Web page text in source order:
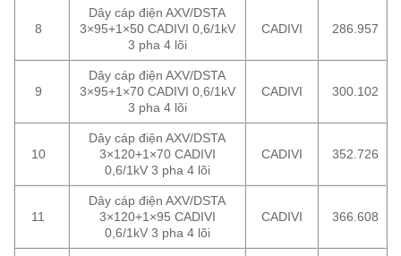
8
Dây cáp điện AXV/DSTA
3×95+1×50 CADIVI 0,6/1kV
3 pha 4 lõi
CADIVI 286.957
9
Dây cáp điện AXV/DSTA
3×95+1×70 CADIVI 0,6/1kV
3 pha 4 lõi
CADIVI 300.102
10
Dây cáp điện AXV/DSTA
3×120+1×70 CADIVI
0,6/1kV 3 pha 4 lõi
CADIVI 352.726
11
Dây cáp điện AXV/DSTA
3×120+1×95 CADIVI
0,6/1kV 3 pha 4 lõi
CADIVI 366.608